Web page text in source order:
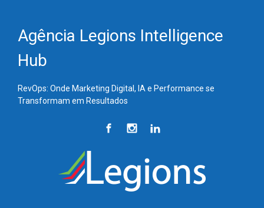
Agência Legions Intelligence
Hub
RevOps: Onde Marketing Digital, IA e Performance se
Transformam em Resultados